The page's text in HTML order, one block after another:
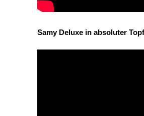
Samy Deluxe in absoluter